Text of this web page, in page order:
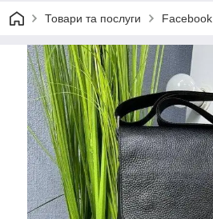
Товари та послуги Facebook